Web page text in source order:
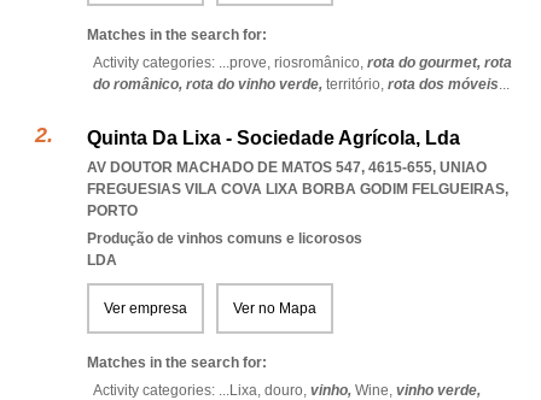
Matches in the search for:
Activity categories: ...prove, riosromânico, rota do gourmet, rota
do românico, rota do vinho verde, território, rota dos móveis...
Quinta Da Lixa - Sociedade Agrícola, Lda
AV DOUTOR MACHADO DE MATOS 547, 4615-655, UNIAO
FREGUESIAS VILA COVA LIXA BORBA GODIM FELGUEIRAS,
PORTO
Produção de vinhos comuns e licorosos
LDA
Ver empresa Ver no Mapa
Matches in the search for:
Activity categories: ...Lixa, douro, vinho, Wine, vinho verde,